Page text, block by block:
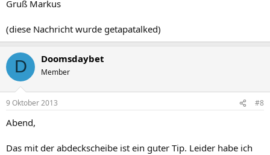
Gruß Markus
(diese Nachricht wurde getapatalked)
D Doomsdaybet
Member
9 Oktober 2013 #8
Abend,
Das mit der abdeckscheibe ist ein guter Tip. Leider habe ich